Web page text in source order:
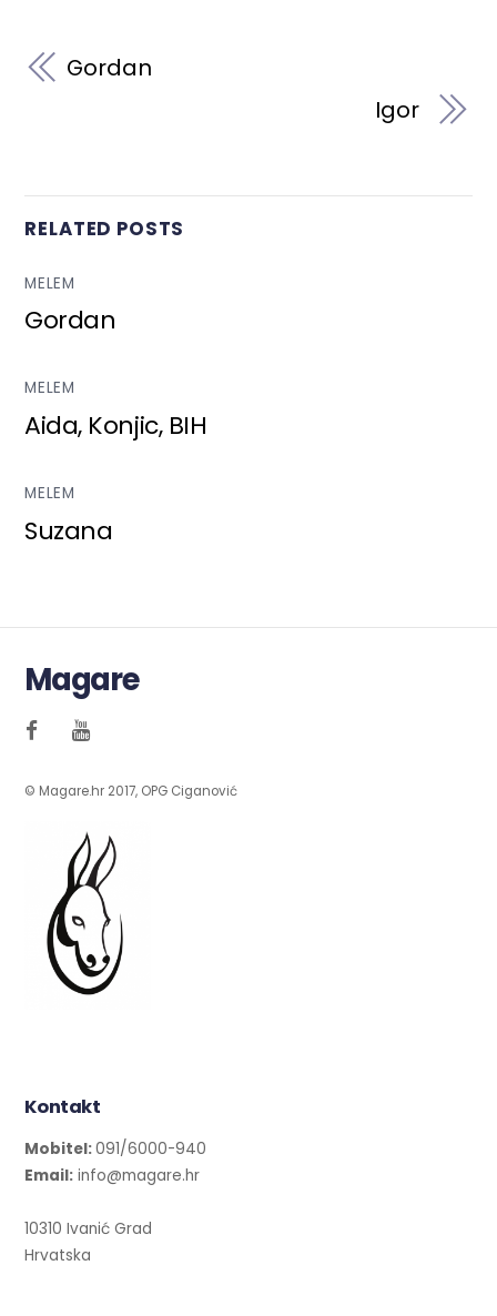
Gordan
Igor
RELATED POSTS
MELEM
Gordan
MELEM
Aida, Konjic, BIH
MELEM
Suzana
Magare
© Magare.hr 2017, OPG Ciganović
Kontakt
Mobitel:091/6000-940
Email: info@magare.hr
10310 Ivanić Grad
Hrvatska